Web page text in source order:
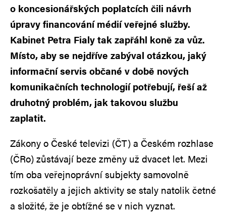
o koncesionářských poplatcích čili návrh
úpravy financování médií veřejné služby.
Kabinet Petra Fialy tak zapřáhl koně za vůz.
Místo, aby se nejdříve zabýval otázkou, jaký
informační servis občané v době nových
komunikačních technologií potřebují, řeší až
druhotný problém, jak takovou službu
zaplatit.
Zákony o České televizi (ČT) a Českém rozhlase
(ČRo) zůstávají beze změny už dvacet let. Mezi
tím oba veřejnoprávní subjekty samovolně
rozkošatěly a jejich aktivity se staly natolik četné
a složité, že je obtížné se v nich vyznat.